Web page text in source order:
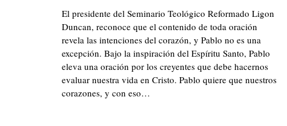
El presidente del Seminario Teológico Reformado Ligon
Duncan, reconoce que el contenido de toda oración
revela las intenciones del corazón, y Pablo no es una
excepción. Bajo la inspiración del Espíritu Santo, Pablo
eleva una oración por los creyentes que debe hacernos
evaluar nuestra vida en Cristo. Pablo quiere que nuestros
corazones, y con eso…